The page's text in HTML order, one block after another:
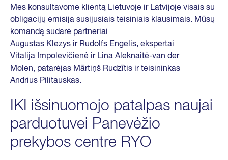
Mes konsultavome klientą Lietuvoje ir Latvijoje visais su
obligacijų emisija susijusiais teisiniais klausimais. Mūsų
komandą sudarė partneriai
Augustas Klezys ir Rudolfs Engelis, ekspertai
Vitalija Impolevičienė ir Lina Aleknaitė-van der
Molen, patarėjas Mārtiņš Rudzītis ir teisininkas
Andrius Pilitauskas.
IKI išsinuomojo patalpas naujai
parduotuvei Panevėžio
prekybos centre RYO